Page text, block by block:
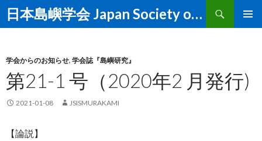
日本島嶼学会 Japan Society of Island Studies
Search
SKIP TO CONTENT
学会からのお知らせ, 学会誌『島嶼研究』
第21-1 号（2020年2 月発行)
2021-01-08 JSISMURAKAMI
【論説】